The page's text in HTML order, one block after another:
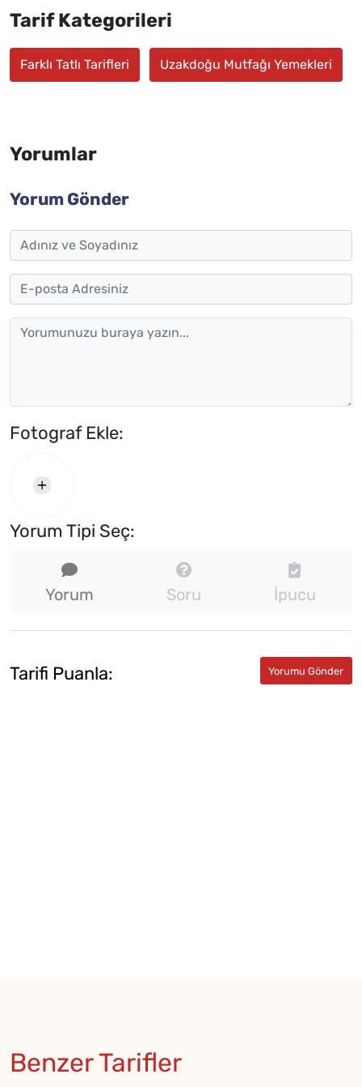
Tarif Kategorileri
Farklı Tatlı Tarifleri Uzakdoğu Mutfağı Yemekleri
Yorumlar
Yorum Gönder
Fotograf Ekle:
Yorum Tipi Seç:
Yorum Soru İpucu
Tarifi Puanla:
Benzer Tarifler